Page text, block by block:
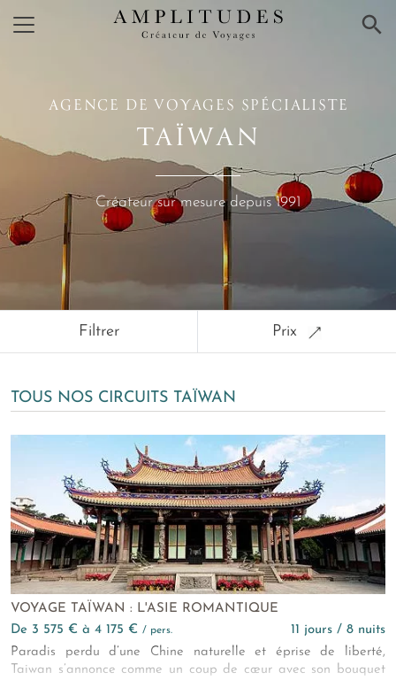
×
AGENCE DE VOYAGES SPÉCIALISTE
TAÏWAN
Créateur sur mesure depuis 1991
Filtrer Prix
TOUS NOS CIRCUITS TAÏWAN
VOYAGE TAÏWAN : L'ASIE ROMANTIQUE
de 3 575 € à 4 175 € / pers.
11 jours / 8 nuits
Paradis perdu d’une Chine naturelle et éprise de liberté,
Taiwan s’annonce comme un coup de cœur avec son bouquet